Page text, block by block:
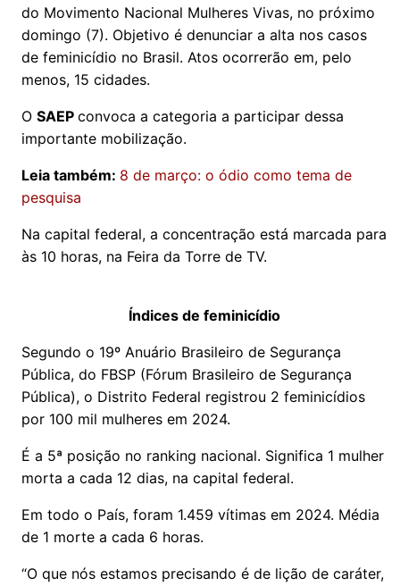
do Movimento Nacional Mulheres Vivas, no próximo
domingo (7). Objetivo é denunciar a alta nos casos
de feminicídio no Brasil. Atos ocorrerão em, pelo
menos, 15 cidades.
O SAEP convoca a categoria a participar dessa
importante mobilização.
Leia também: 8 de março: o ódio como tema de
pesquisa
Na capital federal, a concentração está marcada para
às 10 horas, na Feira da Torre de TV.
Índices de feminicídio
Segundo o 19º Anuário Brasileiro de Segurança
Pública, do FBSP (Fórum Brasileiro de Segurança
Pública), o Distrito Federal registrou 2 feminicídios
por 100 mil mulheres em 2024.
É a 5ª posição no ranking nacional. Significa 1 mulher
morta a cada 12 dias, na capital federal.
Em todo o País, foram 1.459 vítimas em 2024. Média
de 1 morte a cada 6 horas.
“O que nós estamos precisando é de lição de caráter,